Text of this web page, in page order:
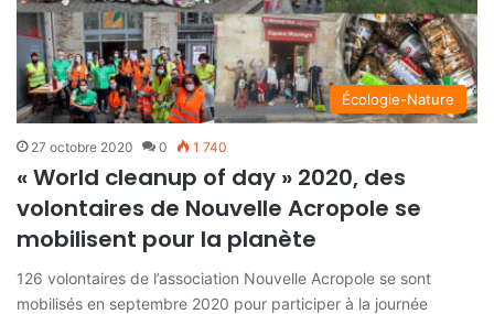
Écologie-Nature
27 octobre 2020 0 1 740
« World cleanup of day » 2020, des
volontaires de Nouvelle Acropole se
mobilisent pour la planète
126 volontaires de l’association Nouvelle Acropole se sont
mobilisés en septembre 2020 pour participer à la journée